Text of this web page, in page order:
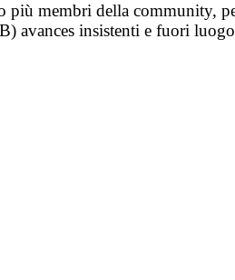
più membri della community,
avances insistenti e fuori